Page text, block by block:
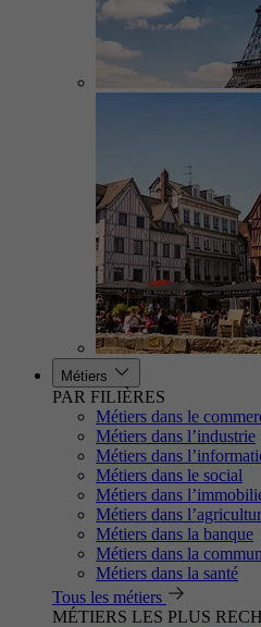
Métiers
PAR FILIÈRES
Métiers dans le
Métiers dans l’industrie
Métiers dans
Métiers dans le social
Métiers dans
Métiers dans
Métiers dans la banque
Métiers dans la
Métiers dans la santé
Tous les métiers
MÉTIERS LES PLUS